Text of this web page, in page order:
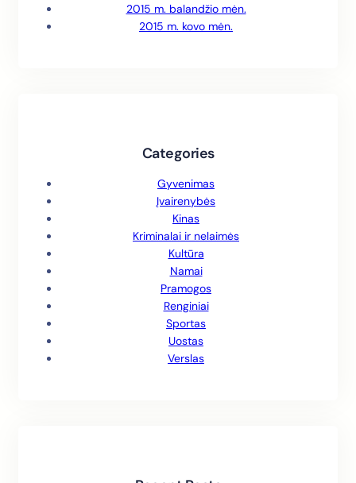
2015 m. balandžio mėn.
2015 m. kovo mėn.
Categories
Gyvenimas
Įvairenybės
Kinas
Kriminalai ir nelaimės
Kultūra
Namai
Pramogos
Renginiai
Sportas
Uostas
Verslas